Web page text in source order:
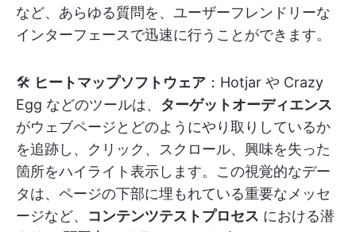
など、あらゆる質問を、ユーザーフレンドリーな
インターフェースで迅速に行うことができます。
🛠️ ヒートマップソフトウェア ：Hotjar や Crazy
Egg などのツールは、 ターゲットオーディエンス
がウェブページとどのようにやり取りしているか
を追跡し、クリック、スクロール、興味を失った
箇所をハイライト表示します。この視覚的なデー
タは、ページの下部に埋もれている重要なメッセ
ージなど、 コンテンツテストプロセス における潜